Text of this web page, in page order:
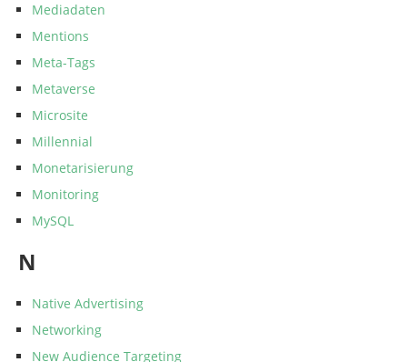
Mediadaten
Mentions
Meta-Tags
Metaverse
Microsite
Millennial
Monetarisierung
Monitoring
MySQL
N
Native Advertising
Networking
New Audience Targeting